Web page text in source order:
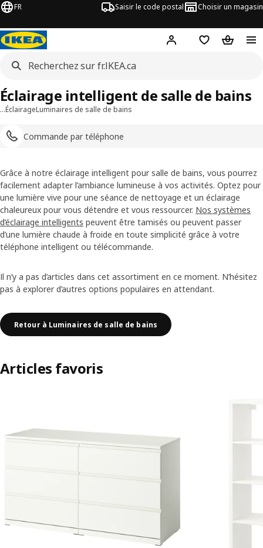
FR Saisir le code postal Choisir un magasin
Hej ! Connectez-vous
Liste d'achats
Panier
…ÉclairageLuminaires de salle de bains
Commande par téléphone
Éclairage intelligent de salle de bains
Grâce à notre éclairage intelligent pour salle de bains, vous pourrez
facilement adapter l’ambiance lumineuse à vos activités. Optez pour
une lumière vive pour une séance de nettoyage et un éclairage
chaleureux pour vous détendre et vous ressourcer. Nos systèmes
d’éclairage intelligents peuvent être tamisés ou peuvent passer
d’une lumière chaude à froide en toute simplicité grâce à votre
téléphone intelligent ou télécommande.
Il n’y a pas d’articles dans cet assortiment en ce moment. N’hésitez
pas à explorer d’autres options populaires en attendant.
Retour à Luminaires de salle de bains
Articles favoris